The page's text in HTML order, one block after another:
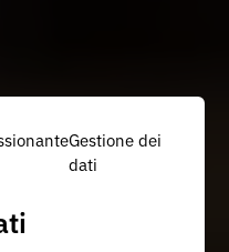
Gestione dei
dati